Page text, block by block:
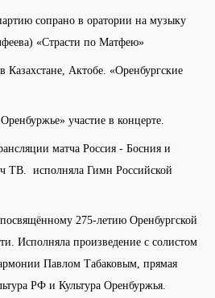
сопрано в оратории на музыку
«Страсти по Матфею»
Казахстане, Актобе. «Оренбургские
участие в концерте.
матча Россия - Босния и
ТВ. исполняла Гимн Российской
275-летию Оренбургской
Исполняла произведение с солистом
Павлом Табаковым, прямая
РФ и Культура Оренбуржья.